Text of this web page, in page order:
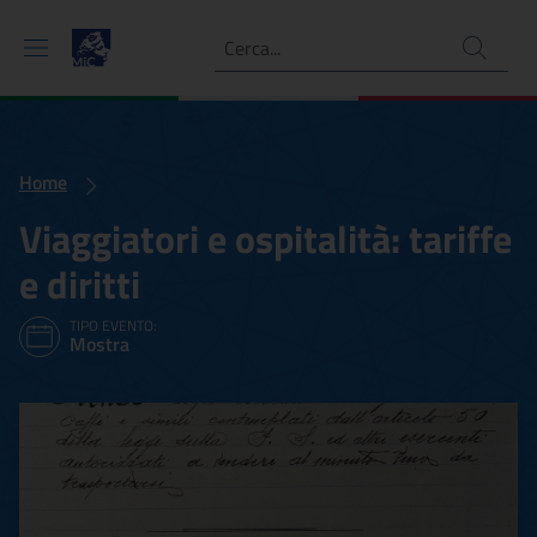
Ricerca
Home
Viaggiatori e ospitalità: tariffe
e diritti
TIPO EVENTO:
Mostra
Viaggiatori e ospitalità: